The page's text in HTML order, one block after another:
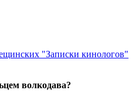
"Записки кинологов"
волкодава?